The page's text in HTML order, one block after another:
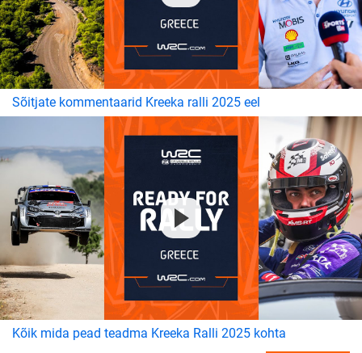
Sõitjate kommentaarid Kreeka ralli 2025 eel
Kõik mida pead teadma Kreeka Ralli 2025 kohta